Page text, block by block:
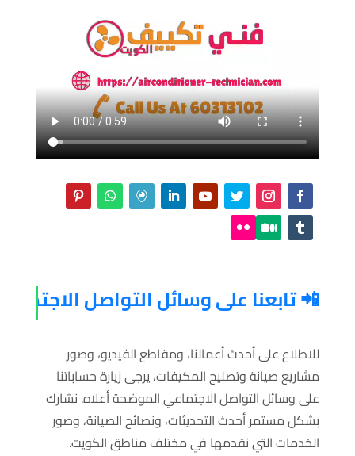
📲 تابعنا على وسائل التواصل
للاطلاع على أحدث أعمالنا، ومقاطع الفيديو، وصور
مشاريع صيانة وتصليح المكيفات، يرجى زيارة حساباتنا
على وسائل التواصل الاجتماعي الموضحة أعلاه. نشارك
بشكل مستمر أحدث التحديثات، ونصائح الصيانة، وصور
الخدمات التي نقدمها في مختلف مناطق الكويت.